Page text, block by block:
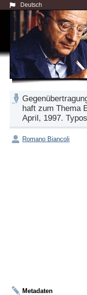
Deutsch
haft zum Thema
April, 1997.
Romano Biancoli
Metadaten